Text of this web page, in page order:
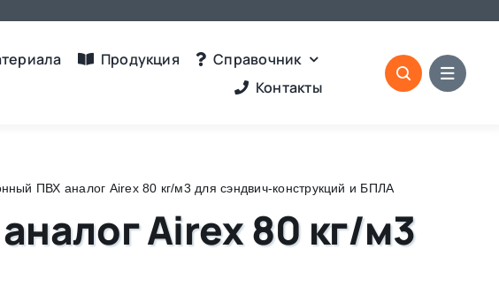
Продукция
Справочник
Контакты
ПВХ аналог Airex 80 кг/м3 для сэндвич-конструкций и БПЛА
Airex 80 кг/м3